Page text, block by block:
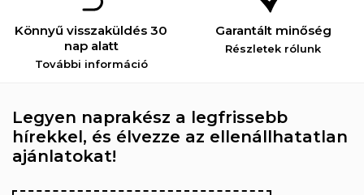
Könnyű visszaküldés 30
nap alatt
További információ
Garantált minőség
Részletek rólunk
Legyen naprakész a legfrissebb
hírekkel, és élvezze az ellenállhatatlan
ajánlatokat!